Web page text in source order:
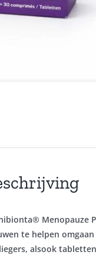
Menopauze
te helpen
alsook